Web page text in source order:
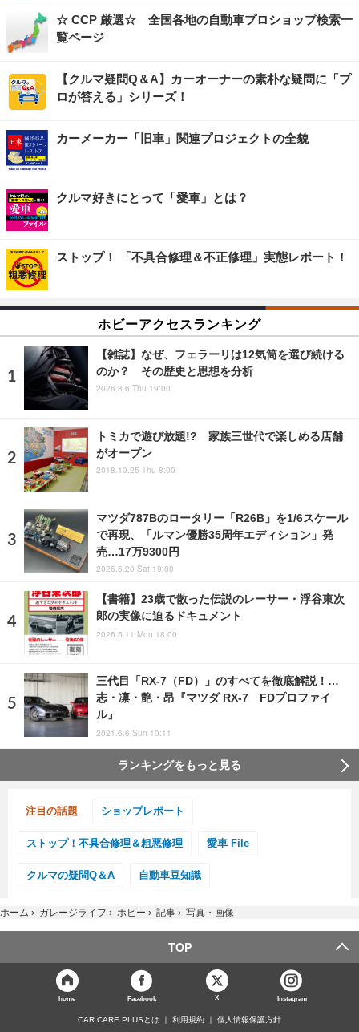
☆ CCP 厳選☆ 全国各地の自動車プロショップ検索一
覧ページ
【クルマ疑問Q＆A】カーオーナーの素朴な疑問に「プ
ロが答える」シリーズ！
カーメーカー「旧車」関連プロジェクトの全貌
クルマ好きにとって「愛車」とは？
ストップ！ 「不具合修理＆不正修理」実態レポート！
ホビーアクセスランキング
【雑誌】なぜ、フェラーリは12気筒を選び続ける
のか？ その歴史と思想を分析
2026.8.6 Thu 19:00
トミカで遊び放題!? 家族三世代で楽しめる店舗
がオープン
2018.10.25 Thu 8:00
マツダ787Bのロータリー「R26B」を1/6スケール
で再現、「ルマン優勝35周年エディション」発
売…17万9300円
2026.6.20 Sat 19:00
【書籍】23歳で散った伝説のレーサー・浮谷東次
郎の実像に迫るドキュメント
2026.5.11 Mon 18:00
三代目「RX-7（FD）」のすべてを徹底解説！…
志・凛・艶・昂『マツダ RX-7 FDプロファイ
ル』
2021.6.6 Sun 10:11
ランキングをもっと見る
注目の話題 ショップレポート
ストップ！不具合修理＆粗悪修理 愛車 File
クルマの疑問Q＆A 自動車豆知識
ホーム › ガレージライフ › ホビー › 記事 › 写真・画像
TOP
home Facebook X Instagram
CAR CARE PLUSとは 利用規約 個人情報保護方針